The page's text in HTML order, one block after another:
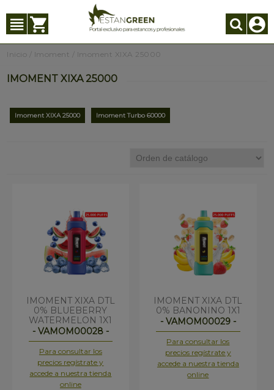
Inicio Imoment Imoment XIXA 25000
IMOMENT XIXA 25000
Imoment XIXA 25000 Imoment Turbo 60000
IMOMENT XIXA DTL
0% BLUEBERRY
WATERMELON 1X1
- VAMOM00028 -
Para consultar los
precios regístrate y
accede a nuestra tienda
online
IMOMENT XIXA DTL
0% BANONINO 1X1
- VAMOM00029 -
Para consultar los
precios regístrate y
accede a nuestra tienda
online